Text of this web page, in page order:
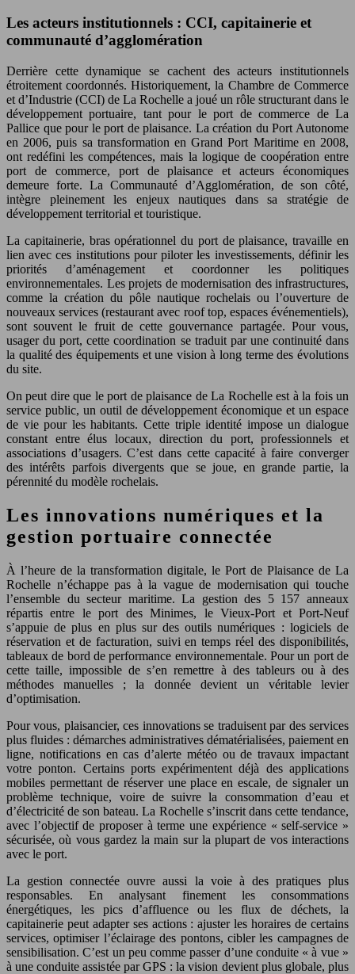
Les acteurs institutionnels : CCI, capitainerie et
communauté d’agglomération
Derrière cette dynamique se cachent des acteurs institutionnels
étroitement coordonnés. Historiquement, la Chambre de Commerce
et d’Industrie (CCI) de La Rochelle a joué un rôle structurant dans le
développement portuaire, tant pour le port de commerce de La
Pallice que pour le port de plaisance. La création du Port Autonome
en 2006, puis sa transformation en Grand Port Maritime en 2008,
ont redéfini les compétences, mais la logique de coopération entre
port de commerce, port de plaisance et acteurs économiques
demeure forte. La Communauté d’Agglomération, de son côté,
intègre pleinement les enjeux nautiques dans sa stratégie de
développement territorial et touristique.
La capitainerie, bras opérationnel du port de plaisance, travaille en
lien avec ces institutions pour piloter les investissements, définir les
priorités d’aménagement et coordonner les politiques
environnementales. Les projets de modernisation des infrastructures,
comme la création du pôle nautique rochelais ou l’ouverture de
nouveaux services (restaurant avec roof top, espaces événementiels),
sont souvent le fruit de cette gouvernance partagée. Pour vous,
usager du port, cette coordination se traduit par une continuité dans
la qualité des équipements et une vision à long terme des évolutions
du site.
On peut dire que le port de plaisance de La Rochelle est à la fois un
service public, un outil de développement économique et un espace
de vie pour les habitants. Cette triple identité impose un dialogue
constant entre élus locaux, direction du port, professionnels et
associations d’usagers. C’est dans cette capacité à faire converger
des intérêts parfois divergents que se joue, en grande partie, la
pérennité du modèle rochelais.
Les innovations numériques et la
gestion portuaire connectée
À l’heure de la transformation digitale, le Port de Plaisance de La
Rochelle n’échappe pas à la vague de modernisation qui touche
l’ensemble du secteur maritime. La gestion des 5 157 anneaux
répartis entre le port des Minimes, le Vieux-Port et Port-Neuf
s’appuie de plus en plus sur des outils numériques : logiciels de
réservation et de facturation, suivi en temps réel des disponibilités,
tableaux de bord de performance environnementale. Pour un port de
cette taille, impossible de s’en remettre à des tableurs ou à des
méthodes manuelles ; la donnée devient un véritable levier
d’optimisation.
Pour vous, plaisancier, ces innovations se traduisent par des services
plus fluides : démarches administratives dématérialisées, paiement en
ligne, notifications en cas d’alerte météo ou de travaux impactant
votre ponton. Certains ports expérimentent déjà des applications
mobiles permettant de réserver une place en escale, de signaler un
problème technique, voire de suivre la consommation d’eau et
d’électricité de son bateau. La Rochelle s’inscrit dans cette tendance,
avec l’objectif de proposer à terme une expérience « self-service »
sécurisée, où vous gardez la main sur la plupart de vos interactions
avec le port.
La gestion connectée ouvre aussi la voie à des pratiques plus
responsables. En analysant finement les consommations
énergétiques, les pics d’affluence ou les flux de déchets, la
capitainerie peut adapter ses actions : ajuster les horaires de certains
services, optimiser l’éclairage des pontons, cibler les campagnes de
sensibilisation. C’est un peu comme passer d’une conduite « à vue »
à une conduite assistée par GPS : la vision devient plus globale, plus